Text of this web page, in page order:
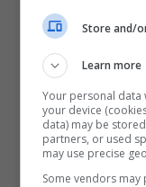
Store and/
Learn more
Your personal
your device
data) may be
partners, or used
may use precise
Some vendors